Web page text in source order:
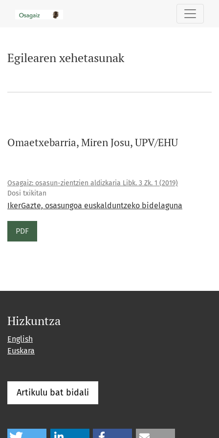
Egilearen xehetasunak
Omaetxebarria, Miren Josu, UPV/EHU
Osagaiz: osasun-zientzien aldizkaria Libk. 3 Zk. 1 (2019)
Dosi txikitan
IkerGazte, osasungoa euskalduntzeko bidelaguna
PDF
Hizkuntza
English
Euskara
Artikulu bat bidali